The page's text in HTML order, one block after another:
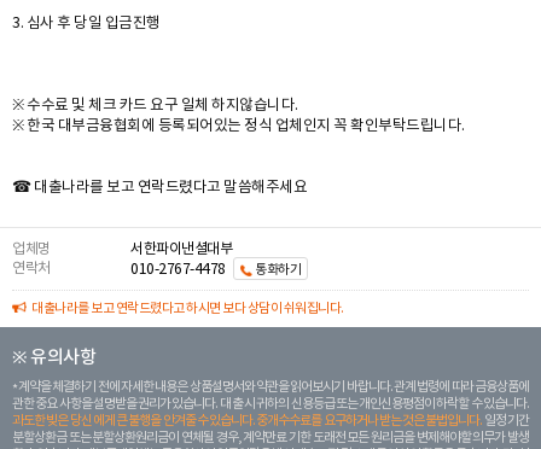
3. 심사 후 당일 입금진행
※ 수수료 및 체크 카드 요구 일체 하지않습니다.
※ 한국 대부금융협회에 등록되어있는 정식 업체인지 꼭 확인부탁드립니다.
☎ 대출나라를 보고 연락드렸다고 말씀해주세요
업체명
서한파이낸셜대부
연락처
010-2767-4478 통화하기
대출나라를 보고 연락드렸다고 하시면 보다 상담이 쉬워집니다.
※ 유의사항
계약을 체결하기 전에 자세한 내용은 상품설명서와 약관을 읽어보시기 바랍니다. 관계 법령에 따라 금융상품에
관한 중요 사항을 설명받을 권리가 있습니다. 대 출 시 귀하의 신용등급 또는 개인신용평점이 하락할 수 있습니다.
과도한 빚은 당신 에게 큰 불행을 안겨줄 수 있습니다. 중개수수료를 요구하거나 받는 것은 불법입니다. 일정 기간
분할상환금 또는 분할상환원리금이 연체될 경우, 계약만료 기한 도래전 모든 원리금을 변제해야할 의무가 발생